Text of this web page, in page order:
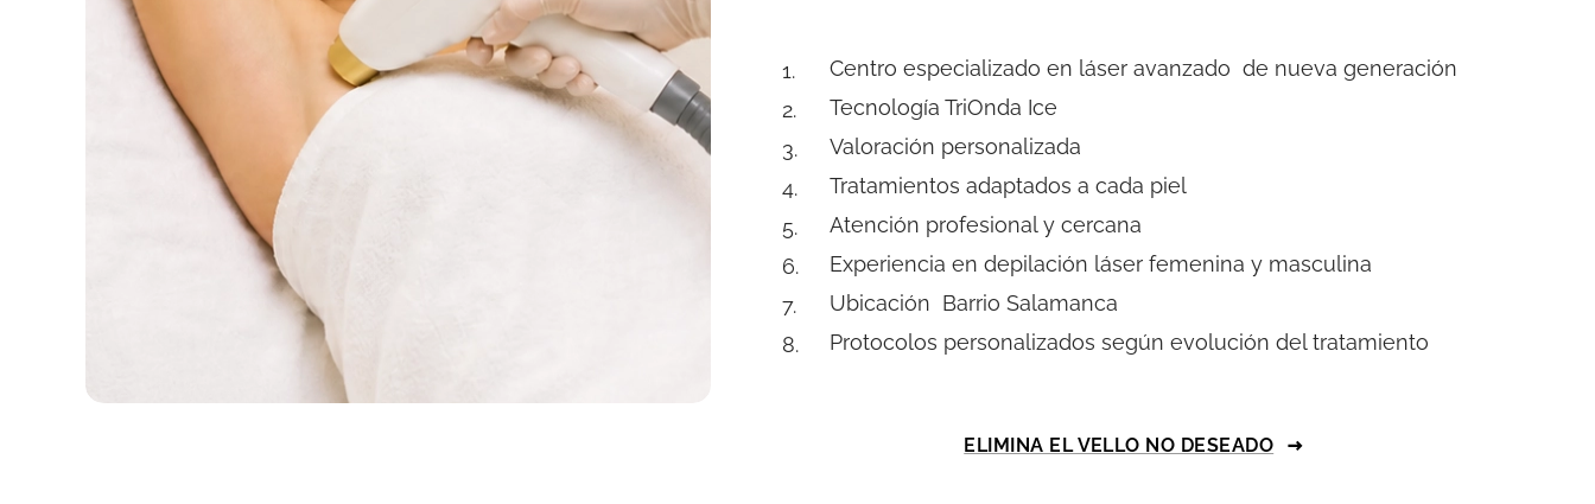
Centro especializado en láser avanzado de nueva generación
Tecnología TriOnda Ice
Valoración personalizada
Tratamientos adaptados a cada piel
Atención profesional y cercana
Experiencia en depilación láser femenina y masculina
Ubicación Barrio Salamanca
Protocolos personalizados según evolución del tratamiento
ELIMINA EL VELLO NO DESEADO